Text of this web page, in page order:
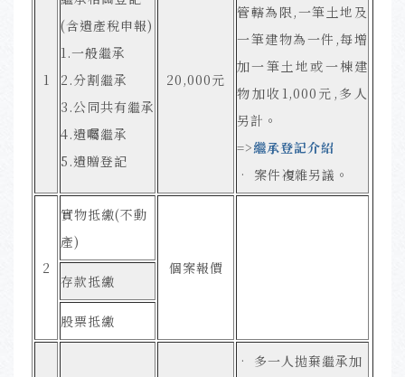
1
(含遺產稅申報)
1.一般繼承
2.分割繼承
3.公同共有繼承
4.遺囑繼承
5.遺贈登記
20,000元
管轄為限,一筆土地及
一筆建物為一件,每增
加一筆土地或一棟建
物加收1,000元,多人
另計。
=>繼承登記介紹
• 案件複雜另議 。
2
實物抵繳(不動
產)
個案報價
存款抵繳
股票抵繳
• 多一人拋棄繼承加